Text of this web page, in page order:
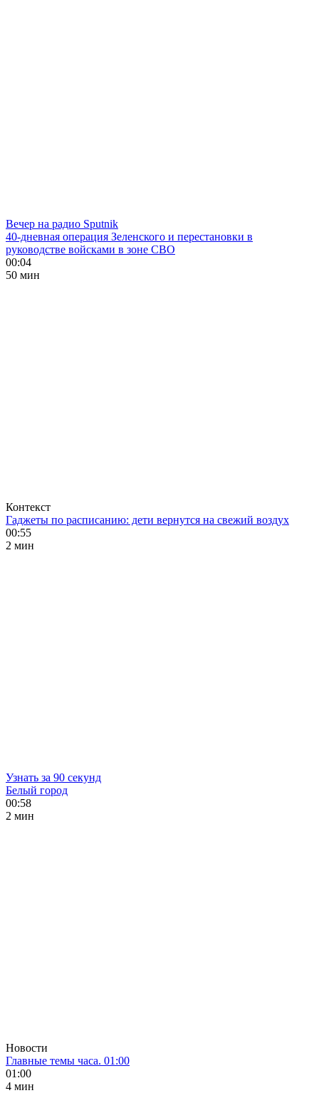
Вечер на радио Sputnik
40-дневная операция Зеленского и перестановки в
руководстве войсками в зоне СВО
00:04
50 мин
Контекст
Гаджеты по расписанию: дети вернутся на свежий воздух
00:55
2 мин
Узнать за 90 секунд
Белый город
00:58
2 мин
Новости
Главные темы часа. 01:00
01:00
4 мин